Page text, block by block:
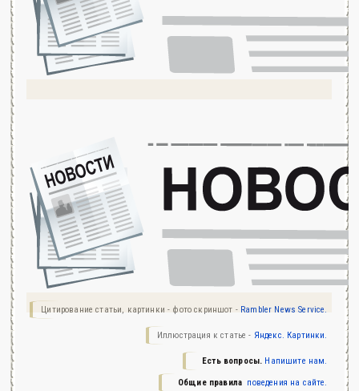
Цитирование статьи, картинки - фото скриншот - Rambler News Service.
Иллюстрация к статье - Яндекс. Картинки.
Есть вопросы. Напишите нам.
Общие правила поведения на сайте.